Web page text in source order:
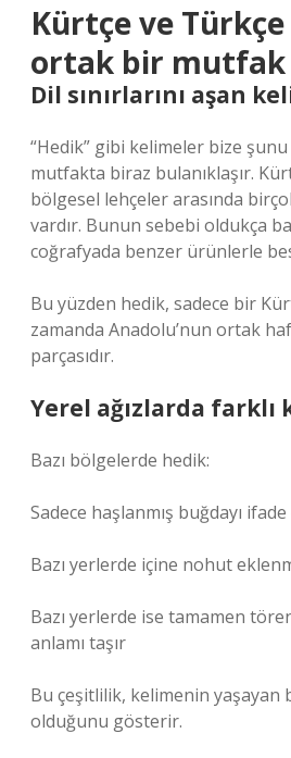
Kürtçe ve Türkçe
ortak bir mutfak
Dil sınırlarını aşan
“Hedik” gibi kelimeler bize şunu
mutfakta biraz bulanıklaşır.
bölgesel lehçeler arasında
vardır. Bunun sebebi oldukça
coğrafyada benzer ürünlerle
Bu yüzden hedik, sadece bir
zamanda Anadolu’nun ortak
parçasıdır.
Yerel ağızlarda farklı
Bazı bölgelerde hedik:
Sadece haşlanmış buğdayı
Bazı yerlerde içine nohut
Bazı yerlerde ise tamamen
anlamı taşır
Bu çeşitlilik, kelimenin yaşayan
olduğunu gösterir.